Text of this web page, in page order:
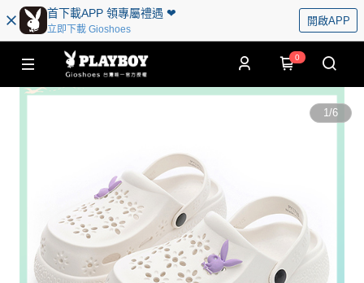
首下載APP 領專屬禮遇 ❤︎
立即下載 Gioshoes
開啟APP
0
1/6